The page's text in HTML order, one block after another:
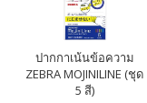
ปากกาเน้นข้อความ
ZEBRA MOJINILINE (ชุด
5 สี)